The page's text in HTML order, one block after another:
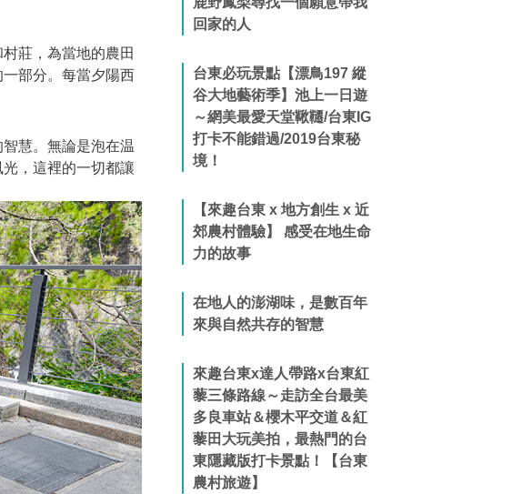
莊，為當地的農田
部分。每當夕陽西
慧。無論是泡在温
，這裡的一切都讓
回家的人
台東必玩景點【漂鳥197 縱
谷大地藝術季】池上一日遊
～網美最愛天堂鞦韆/台東IG
打卡不能錯過/2019台東秘
境！
【來趣台東 x 地方創生 x 近
郊農村體驗】 感受在地生命
力的故事
在地人的澎湖味，是數百年
來與自然共存的智慧
來趣台東x達人帶路x台東紅
藜三條路線～走訪全台最美
多良車站＆櫻木平交道＆紅
藜田大玩美拍，最熱門的台
東隱藏版打卡景點！【台東
農村旅遊】